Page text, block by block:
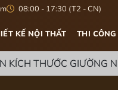
08:00 - 17:30 (T2 - CN)
KẾ NỘI THẤT THI
KÍCH THƯỚC GIƯỜNG